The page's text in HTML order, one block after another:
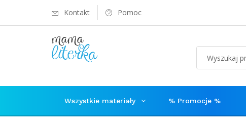
Kontakt Pomoc
Wszystkie materiały % Promocje %